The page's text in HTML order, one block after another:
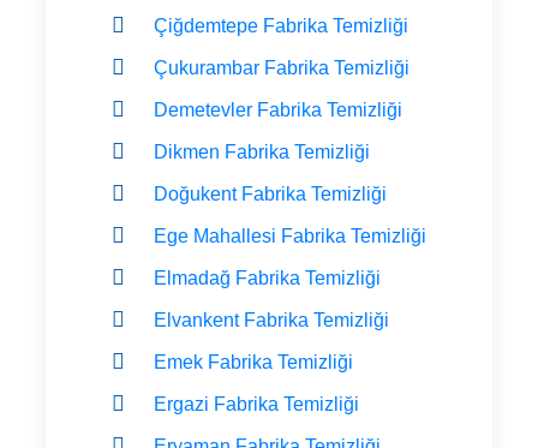
Çiğdemtepe Fabrika Temizliği
Çukurambar Fabrika Temizliği
Demetevler Fabrika Temizliği
Dikmen Fabrika Temizliği
Doğukent Fabrika Temizliği
Ege Mahallesi Fabrika Temizliği
Elmadağ Fabrika Temizliği
Elvankent Fabrika Temizliği
Emek Fabrika Temizliği
Ergazi Fabrika Temizliği